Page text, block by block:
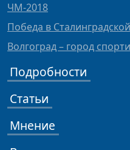
ЧМ-2018
Победа в
Волгоград – город
Подробности
Статьи
Мнение